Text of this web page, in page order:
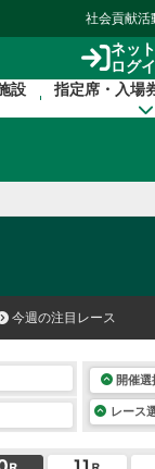
社会貢献活
ネッ
ログ
設 指定席・入場
今週の注目レース
開催選
レース